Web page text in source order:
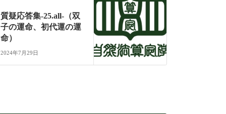
質疑応答集-25.all-（双
子の運命、初代運の運
命）
2024年7月29日